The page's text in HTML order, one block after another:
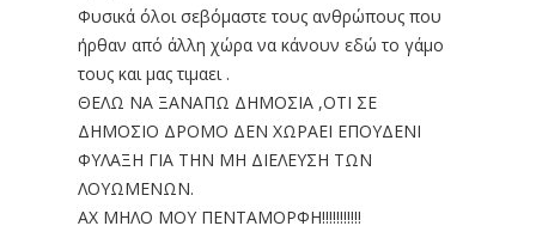
Φυσικά όλοι σεβόμαστε τους ανθρώπους που
ήρθαν από άλλη χώρα να κάνουν εδώ το γάμο
τους και μας τιμαει .
ΘΕΛΩ ΝΑ ΞΑΝΑΠΩ ΔΗΜΟΣΙΑ ,ΟΤΙ ΣΕ
ΔΗΜΟΣΙΟ ΔΡΟΜΟ ΔΕΝ ΧΩΡΑΕΙ ΕΠΟΥΔΕΝΙ
ΦΥΛΑΞΗ ΓΙΑ ΤΗΝ ΜΗ ΔΙΕΛΕΥΣΗ ΤΩΝ
ΛΟΥΩΜΕΝΩΝ.
ΑΧ ΜΗΛΟ ΜΟΥ ΠΕΝΤΑΜΟΡΦΗ!!!!!!!!!!!